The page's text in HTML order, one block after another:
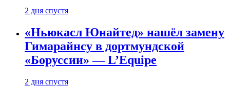
2 дня спустя
«Ньюкасл Юнайтед» нашёл замену
Гимарайнсу в дортмундской
«Боруссии» — L’Equipe
2 дня спустя